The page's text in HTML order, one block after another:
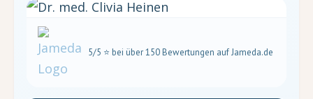
5/5 ⭐ bei über 150 Bewertungen auf Jameda.de